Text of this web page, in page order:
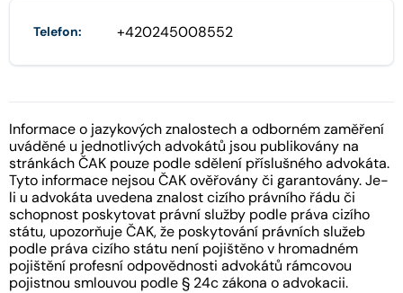
Telefon: +420245008552
Informace o jazykových znalostech a odborném zaměření
uváděné u jednotlivých advokátů jsou publikovány na
stránkách ČAK pouze podle sdělení příslušného advokáta.
Tyto informace nejsou ČAK ověřovány či garantovány. Je-
li u advokáta uvedena znalost cizího právního řádu či
schopnost poskytovat právní služby podle práva cizího
státu, upozorňuje ČAK, že poskytování právních služeb
podle práva cizího státu není pojištěno v hromadném
pojištění profesní odpovědnosti advokátů rámcovou
pojistnou smlouvou podle § 24c zákona o advokacii.